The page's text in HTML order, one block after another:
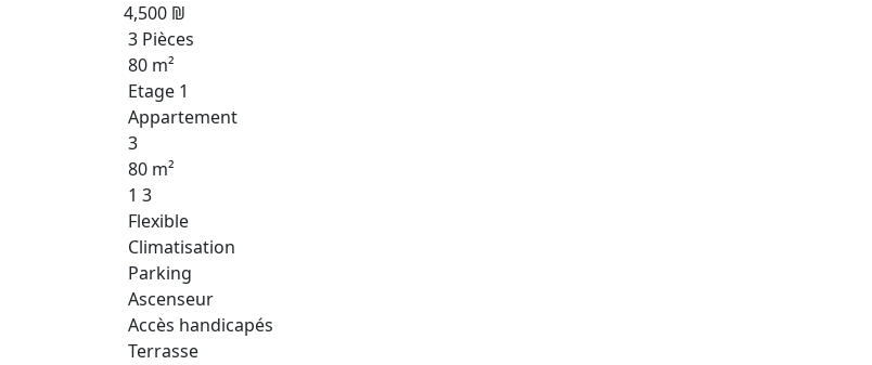
4,500 ₪
3 Pièces
80 m²
Etage 1
Appartement
3
80 m²
1 3
Flexible
Climatisation
Parking
Ascenseur
Accès handicapés
Terrasse